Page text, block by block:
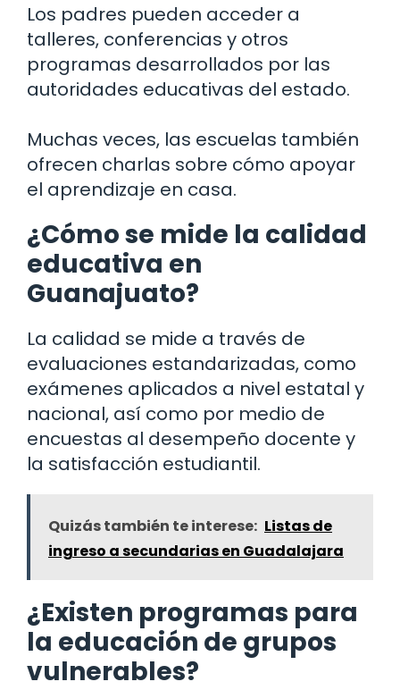
Los padres pueden acceder a
talleres, conferencias y otros
programas desarrollados por las
autoridades educativas del estado.
Muchas veces, las escuelas también
ofrecen charlas sobre cómo apoyar
el aprendizaje en casa.
¿Cómo se mide la calidad
educativa en
Guanajuato?
La calidad se mide a través de
evaluaciones estandarizadas, como
exámenes aplicados a nivel estatal y
nacional, así como por medio de
encuestas al desempeño docente y
la satisfacción estudiantil.
Quizás también te interese: Listas de
ingreso a secundarias en Guadalajara
¿Existen programas para
la educación de grupos
vulnerables?